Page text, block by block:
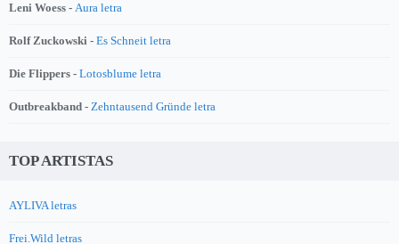
Leni Woess - Aura letra
Rolf Zuckowski - Es Schneit letra
Die Flippers - Lotosblume letra
Outbreakband - Zehntausend Gründe letra
TOP ARTISTAS
AYLIVA letras
Frei.Wild letras